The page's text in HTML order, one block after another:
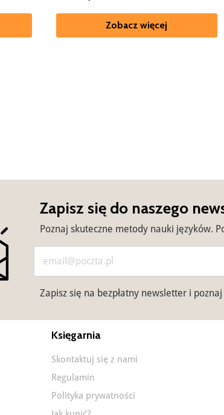
Zobacz więcej
Zapisz się do naszego
Poznaj skuteczne metody nauki języków.
Zapisz się na bezpłatny newsletter i
Księgarnia
Skontaktuj się z nami
Regulamin
Polityka prywatności